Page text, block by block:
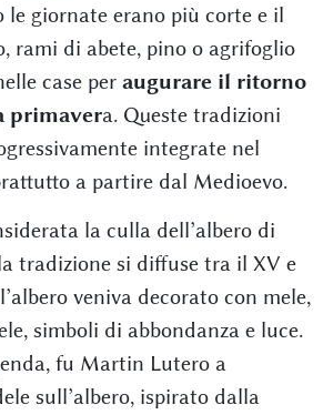
le giornate erano più corte e il
rami di abete, pino o agrifoglio
case per augurare il ritorno
primavera. Queste tradizioni
integrate nel
a partire dal Medioevo.
la culla dell’albero di
tradizione si diffuse tra il XV e
veniva decorato con mele,
simboli di abbondanza e luce.
fu Martin Lutero a
sull’albero, ispirato dalla